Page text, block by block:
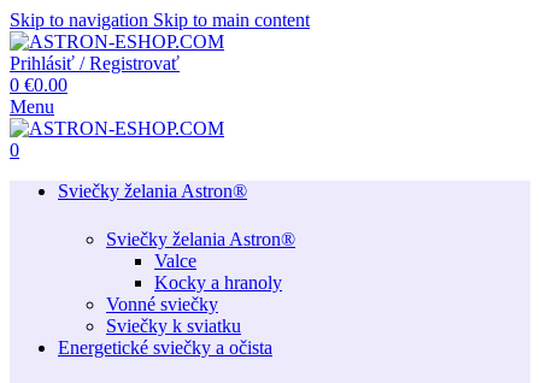
Skip to navigation Skip to main content
Prihlásiť / Registrovať
0 €0.00
Menu
0
Sviečky želania Astron®
Sviečky želania Astron®
Valce
Kocky a hranoly
Vonné sviečky
Sviečky k sviatku
Energetické sviečky a očista